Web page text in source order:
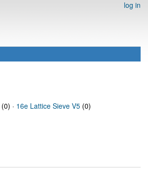
log in
(0) · 16e Lattice Sieve V5 (0)